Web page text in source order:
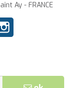
Ay - FRANCE
Instagram